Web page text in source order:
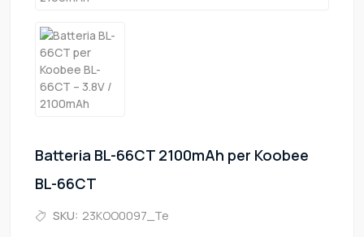
Batteria BL-66CT 2100mAh per Koobee
BL-66CT
SKU: 23KOO0097_Te